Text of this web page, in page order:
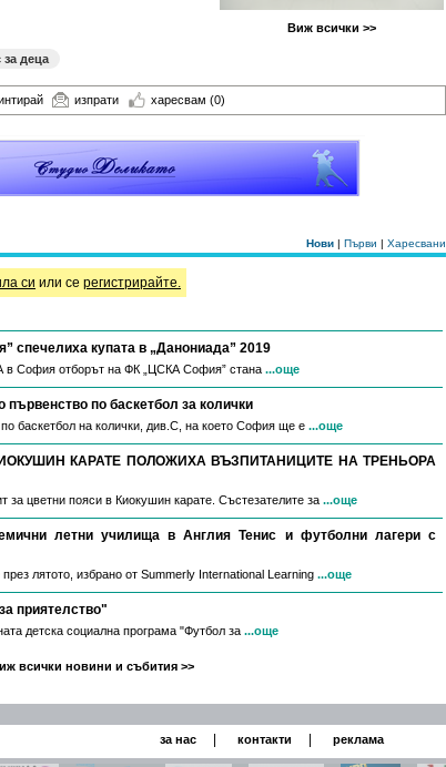
Виж всички >>
за деца
изпрати харесвам (0)
Нови | Първи | Харесвани
си или се регистрирайте.
спечелиха купата в „Данониада” 2019
в София отборът на ФК „ЦСКА София” стана ...още
първенство по баскетбол за колички
баскетбол на колички, див.С, на което София ще е ...още
КАРАТЕ ПОЛОЖИХА ВЪЗПИТАНИЦИТЕ НА ТРЕНЬОРА
цветни пояси в Киокушин карате. Състезателите за ...още
летни училища в Англия Тенис и футболни лагери с
лятото, избрано от Summerly International Learning ...още
приятелство"
детска социална програма "Футбол за ...още
всички новини и събития >>
за нас контакти реклама